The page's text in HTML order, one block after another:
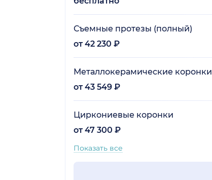
Съемные протезы (полный)
от 42 230 ₽
Металлокерамические коронки
от 43 549 ₽
Циркониевые коронки
от 47 300 ₽
Показать все